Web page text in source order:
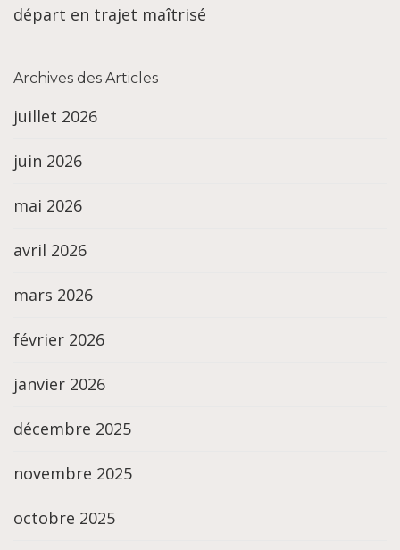
départ en trajet maîtrisé
Archives des Articles
juillet 2026
juin 2026
mai 2026
avril 2026
mars 2026
février 2026
janvier 2026
décembre 2025
novembre 2025
octobre 2025